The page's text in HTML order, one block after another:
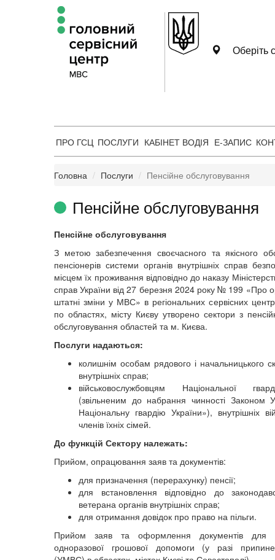
Оберіть
ПРО ГСЦ ПОСЛУГИ КАБІНЕТ ВОДІЯ Е-ЗАПИС
Головна Послуги Пенсійне обслуговування
Пенсійне обслуговування
Пенсійне обслуговування
З метою забезпечення своєчасного та якісного
пенсіонерів системи органів внутрішніх справ
місцем їх проживання відповідно до наказу
справ України від 27 березня 2024 року № 199 «Про
штатні зміни у МВС» в регіональних сервісних
по областях, місту Києву утворено сектори з
обслуговування областей та м. Києва.
Послуги надаються:
колишнім особам рядового і начальницького
внутрішніх справ;
військовослужбовцям Національної
(звільненим до набрання чинності Законом
Національну гвардію України»), внутрішніх
членів їхніх сімей.
До функцій Сектору належать:
Прийом, опрацювання заяв та документів:
для призначення (перерахунку) пенсії;
для встановлення відповідно до
ветерана органів внутрішніх справ;
для отримання довідок про право на пільги.
Прийом заяв та оформлення документів для
одноразової грошової допомоги (у разі